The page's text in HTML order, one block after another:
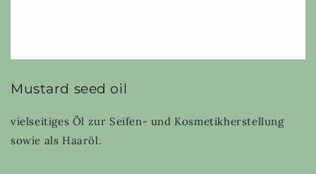
Mustard seed oil
vielseitiges Öl zur Seifen- und Kosmetikherstellung
sowie als Haaröl.